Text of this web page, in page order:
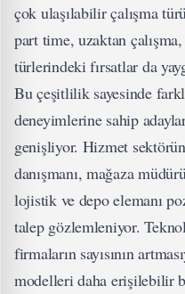
çok ulaşılabilir çalışma
part time, uzaktan
türlerindeki fırsatlar da
Bu çeşitlilik sayesinde
deneyimlerine sahip
genişliyor. Hizmet
danışmanı, mağaza
lojistik ve depo elemanı
talep gözlemleniyor.
firmaların sayısının
modelleri daha erişilebilir